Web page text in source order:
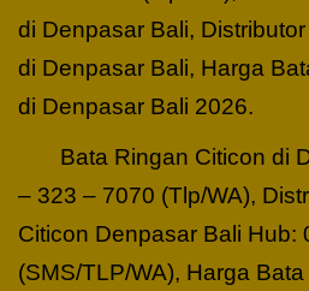
di Denpasar Bali, Distributor
di Denpasar Bali, Harga
di Denpasar Bali 2026.
Bata Ringan Citicon di
– 323 – 7070 (Tlp/WA),
Citicon Denpasar Bali Hub:
(SMS/TLP/WA), Harga